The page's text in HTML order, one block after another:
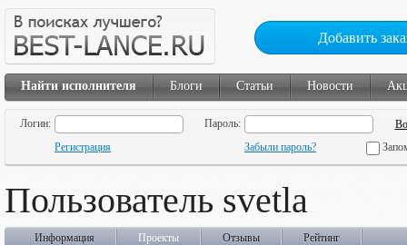
Добавить
Найти исполнителя Блоги Статьи Новости
Логин:
Пароль:
Регистрация
Забыли пароль?
Пользователь svetla
Информация Проекты Отзывы Рейтинг